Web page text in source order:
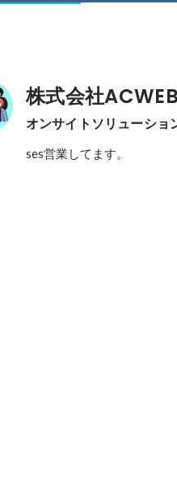
株式会社ACWEB
オンサイトソリューショ
ses営業してます。